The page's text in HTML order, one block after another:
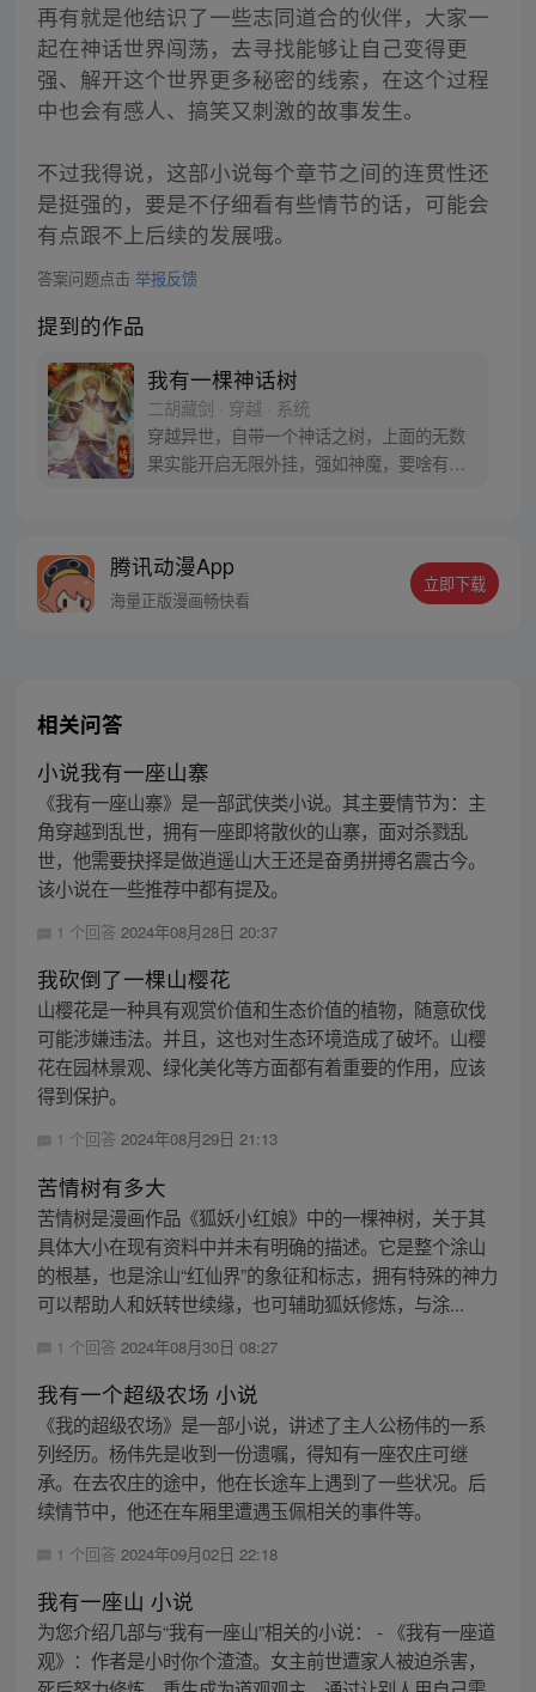
再有就是他结识了一些志同道合的伙伴，大家一
起在神话世界闯荡，去寻找能够让自己变得更
强、解开这个世界更多秘密的线索，在这个过程
中也会有感人、搞笑又刺激的故事发生。
不过我得说，这部小说每个章节之间的连贯性还
是挺强的，要是不仔细看有些情节的话，可能会
有点跟不上后续的发展哦。
答案问题点击 举报反馈
提到的作品
我有一棵神话树
二胡藏剑 · 穿越 · 系统
穿越异世，自带一个神话之树，上面的无数
果实能开启无限外挂，强如神魔，要啥有
腾讯动漫App
海量正版漫画畅快看
立即下载
相关问答
小说我有一座山寨
《我有一座山寨》是一部武侠类小说。其主要情节为：主
角穿越到乱世，拥有一座即将散伙的山寨，面对杀戮乱
世，他需要抉择是做逍遥山大王还是奋勇拼搏名震古今。
该小说在一些推荐中都有提及。
1 个回答 2024年08月28日 20:37
我砍倒了一棵山樱花
山樱花是一种具有观赏价值和生态价值的植物，随意砍伐
可能涉嫌违法。并且，这也对生态环境造成了破坏。山樱
花在园林景观、绿化美化等方面都有着重要的作用，应该
得到保护。
1 个回答 2024年08月29日 21:13
苦情树有多大
苦情树是漫画作品《狐妖小红娘》中的一棵神树，关于其
具体大小在现有资料中并未有明确的描述。它是整个涂山
的根基，也是涂山“红仙界”的象征和标志，拥有特殊的神力
可以帮助人和妖转世续缘，也可辅助狐妖修炼，与涂...
1 个回答 2024年08月30日 08:27
我有一个超级农场 小说
《我的超级农场》是一部小说，讲述了主人公杨伟的一系
列经历。杨伟先是收到一份遗嘱，得知有一座农庄可继
承。在去农庄的途中，他在长途车上遇到了一些状况。后
续情节中，他还在车厢里遭遇玉佩相关的事件等。
1 个回答 2024年09月02日 22:18
我有一座山 小说
为您介绍几部与“我有一座山”相关的小说： - 《我有一座道
观》：作者是小时你个渣渣。女主前世遭家人被迫杀害，